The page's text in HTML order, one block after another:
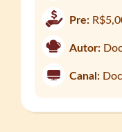
Pre:
Autor:
Canal: